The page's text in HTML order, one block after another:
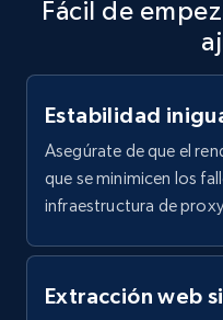
Fácil de
Estabilidad
Asegúrate de que el
que se minimicen los
infraestructura de
Extracción web